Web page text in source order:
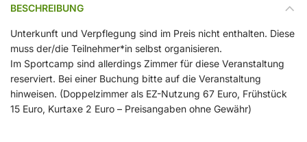
BESCHREIBUNG
Unterkunft und Verpflegung sind im Preis nicht enthalten. Diese
muss der/die Teilnehmer*in selbst organisieren.
Im Sportcamp sind allerdings Zimmer für diese Veranstaltung
reserviert. Bei einer Buchung bitte auf die Veranstaltung
hinweisen. (Doppelzimmer als EZ-Nutzung 67 Euro, Frühstück
15 Euro, Kurtaxe 2 Euro – Preisangaben ohne Gewähr)